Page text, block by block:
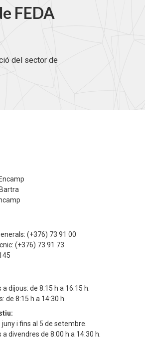
FEDA
del sector de
(+376) 73 91 00
(+376) 73 91 73
a dijous: de 8:15 h a 16:15 h.
de 8:15 h a 14:30 h.
juny i fins al 5 de setembre.
a divendres de 8:00 h a 14:30 h.